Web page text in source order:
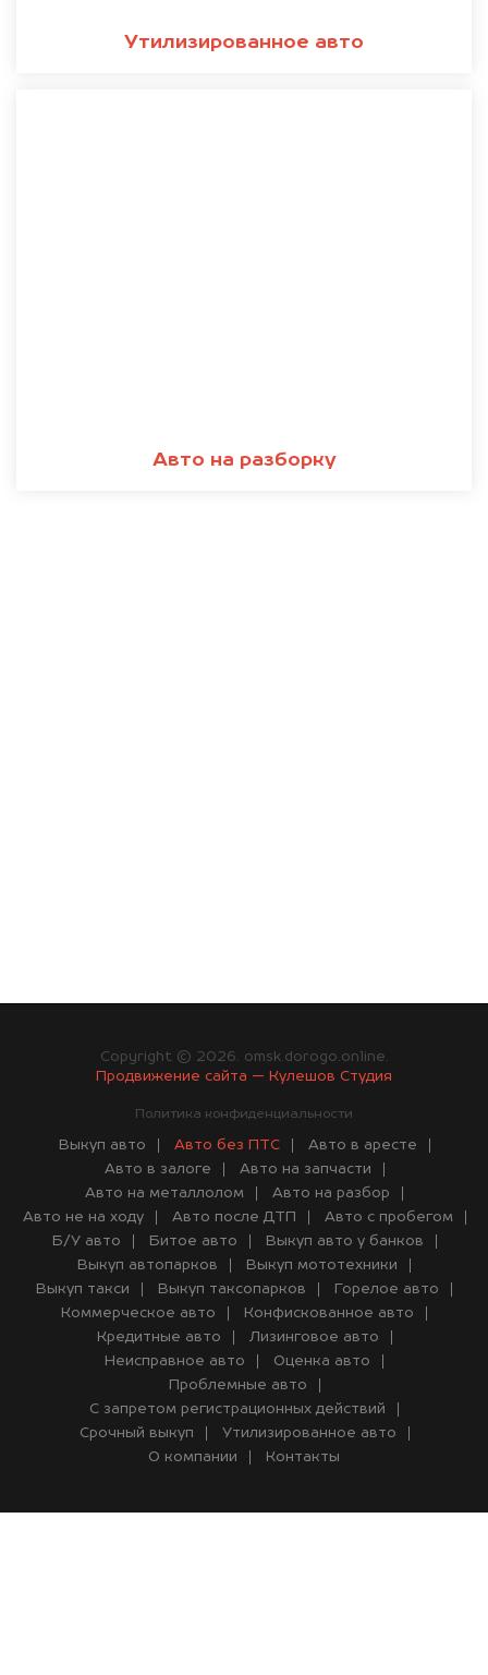
Утилизированное авто
Авто на разборку
Copyright © 2026. omsk.dorogo.online.
Продвижение сайта — Кулешов Студия
Политика конфиденциальности
Выкуп авто Авто без ПТС
Авто в аресте
Авто в залоге
Авто на запчасти
Авто на металлолом
Авто на разбор
Авто не на ходу
Авто после ДТП
Авто с пробегом
Б/У авто
Битое авто
Выкуп авто у банков
Выкуп автопарков
Выкуп мототехники
Выкуп такси
Выкуп таксопарков
Горелое авто
Коммерческое авто
Конфискованное авто
Кредитные авто
Лизинговое авто
Неисправное авто
Оценка авто
Проблемные авто
С запретом регистрационных действий
Срочный выкуп
Утилизированное авто
О компании
Контакты